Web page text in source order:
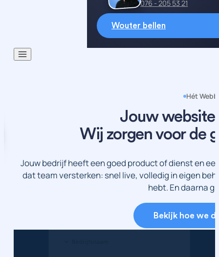
076 - 205 53 21
Wouter bellen
Hét
Jouw website
Wij zorgen voor de
Jouw bedrijf heeft een goed product of dienst en
dat team versterken: snel live, volledig in eigen
hebt. En daarna
Bekijk hoe we